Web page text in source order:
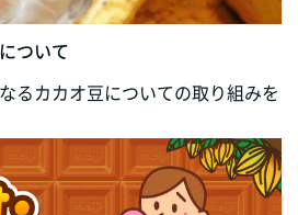
ついて
るカカオ豆についての取り組みを